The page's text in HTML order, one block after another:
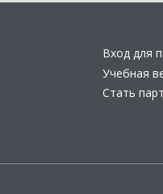
Вход для
Учебная
Стать